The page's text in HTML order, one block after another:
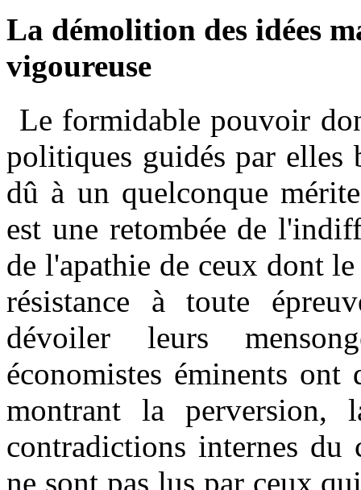
La démolition des idées
vigoureuse
Le formidable pouvoir
politiques guidés par elles
dû à un quelconque
est une retombée de
de l'apathie de ceux dont
résistance à toute
dévoiler leurs
économistes éminents ont
montrant la perversion,
contradictions internes
ne sont pas lus par ceux